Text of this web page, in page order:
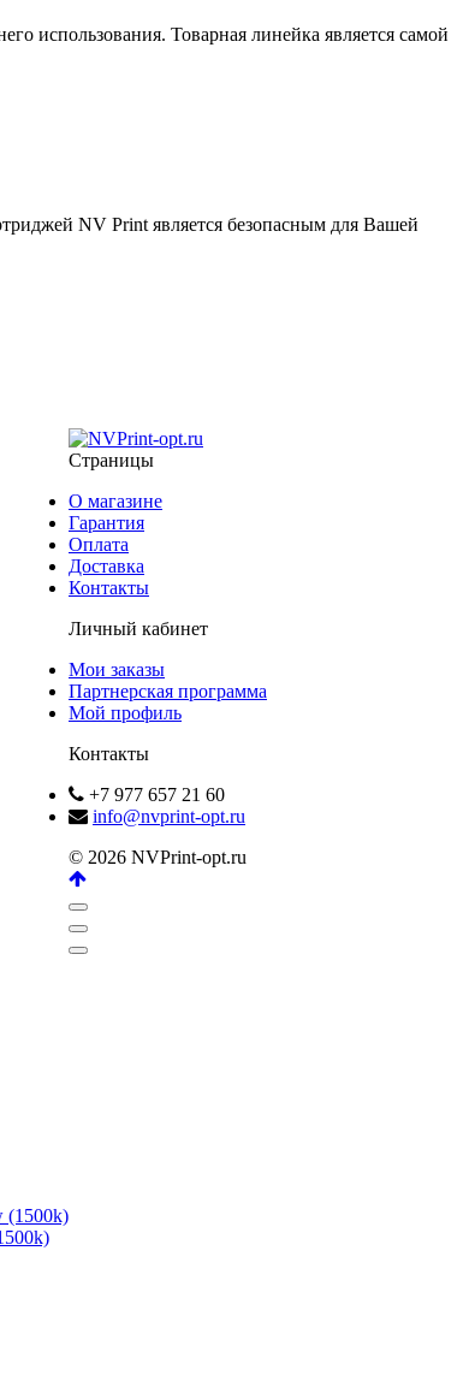
использования. Товарная линейка является самой
NV Print является безопасным для Вашей
Страницы
О магазине
Гарантия
Оплата
Доставка
Контакты
Личный кабинет
Мои заказы
Партнерская программа
Мой профиль
Контакты
+7 977 657 21 60
info@nvprint-opt.ru
© 2026 NVPrint-opt.ru